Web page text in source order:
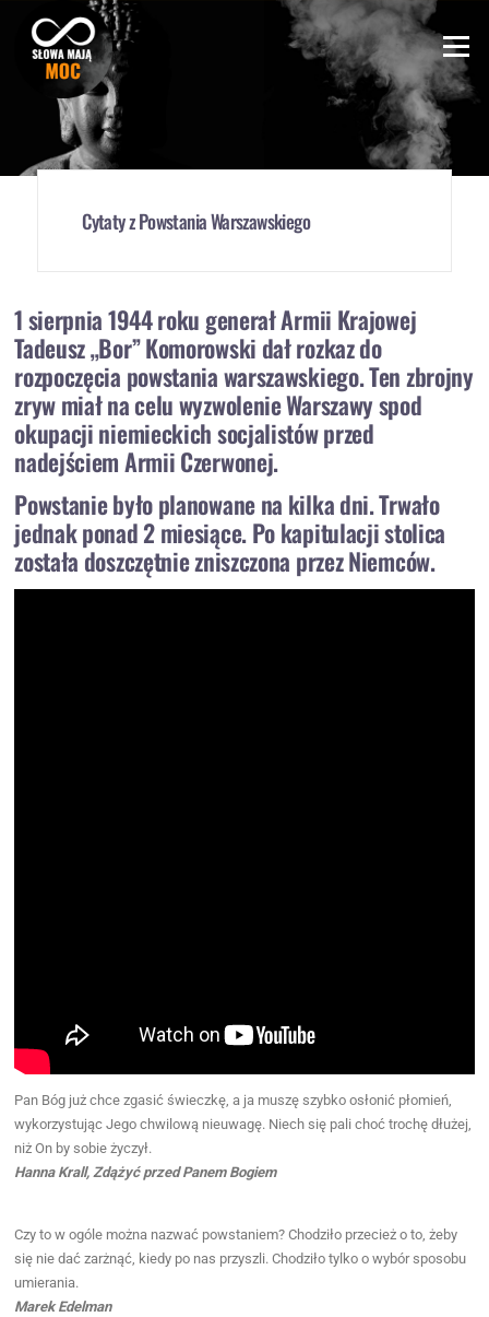
content
Menu
Cytaty z Powstania Warszawskiego
1 sierpnia 1944 roku generał Armii Krajowej
Tadeusz „Bor” Komorowski dał rozkaz do
rozpoczęcia powstania warszawskiego. Ten zbrojny
zryw miał na celu wyzwolenie Warszawy spod
okupacji niemieckich socjalistów przed
nadejściem Armii Czerwonej.
Powstanie było planowane na kilka dni. Trwało
jednak ponad 2 miesiące. Po kapitulacji stolica
została doszczętnie zniszczona przez Niemców.
Pan Bóg już chce zgasić świeczkę, a ja muszę szybko osłonić płomień,
wykorzystując Jego chwilową nieuwagę. Niech się pali choć trochę dłużej,
niż On by sobie życzył.
Hanna Krall, Zdążyć przed Panem Bogiem
Czy to w ogóle można nazwać powstaniem? Chodziło przecież o to, żeby
się nie dać zarżnąć, kiedy po nas przyszli. Chodziło tylko o wybór sposobu
umierania.
Marek Edelman